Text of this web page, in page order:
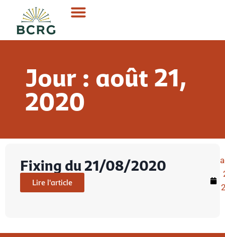
Jour : août 21,
2020
Fixing du 21/08/2020
Lire l'article